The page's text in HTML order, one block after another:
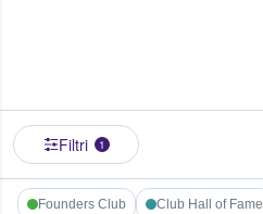
Filtri 1
Founders Club Club Hall of Fame